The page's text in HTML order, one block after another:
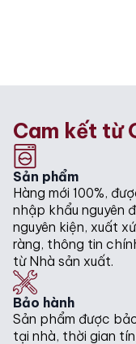
Cam kết từ
Sản phẩm
Hàng mới 100%,
nhập khẩu nguyên
nguyên kiện, xuất
ràng, thông tin
từ Nhà sản xuất.
Bảo hành
Sản phẩm được
tại nhà, thời gian